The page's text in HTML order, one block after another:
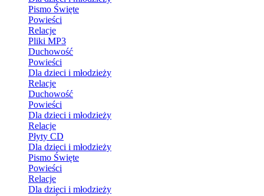
Pismo Święte
Powieści
Relacje
Pliki MP3
Duchowość
Powieści
Dla dzieci i młodzieży
Relacje
Duchowość
Powieści
Dla dzieci i młodzieży
Relacje
Płyty CD
Dla dzieci i młodzieży
Pismo Święte
Powieści
Relacje
Dla dzieci i młodzieży